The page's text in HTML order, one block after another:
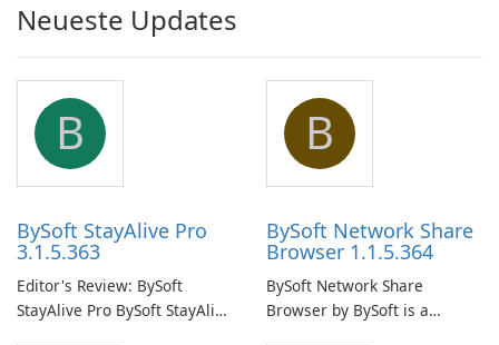
Neueste Updates
B
BySoft StayAlive Pro
3.1.5.363
Editor's Review: BySoft
StayAlive Pro BySoft StayAlive
B
BySoft Network Share
Browser 1.1.5.364
BySoft Network Share
Browser by BySoft is a